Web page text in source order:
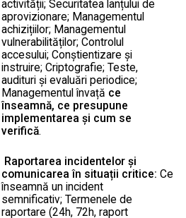
activității; Securitatea lanțului de
aprovizionare; Managementul
achizițiilor; Managementul
vulnerabilităților; Controlul
accesului; Conștientizare și
instruire; Criptografie; Teste,
audituri și evaluări periodice;
Managementul învață ce
înseamnă, ce presupune
implementarea și cum se
verifică.
Raportarea incidentelor și
comunicarea în situații critice: Ce
înseamnă un incident
semnificativ; Termenele de
raportare (24h, 72h, raport